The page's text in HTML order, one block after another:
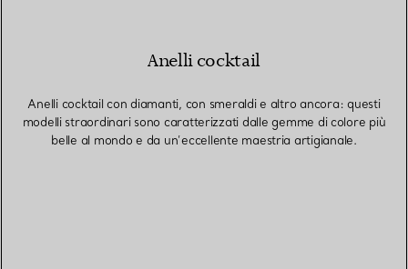
Anelli cocktail
Anelli cocktail con diamanti, con smeraldi e altro ancora: questi
modelli straordinari sono caratterizzati dalle gemme di colore più
belle al mondo e da un’eccellente maestria artigianale.